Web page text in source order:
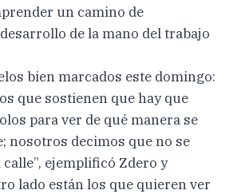
un camino de
de la mano del trabajo
bien marcados este domingo:
que sostienen que hay que
para ver de qué manera se
nosotros decimos que no se
ejemplificó Zdero y
lado están los que quieren ver